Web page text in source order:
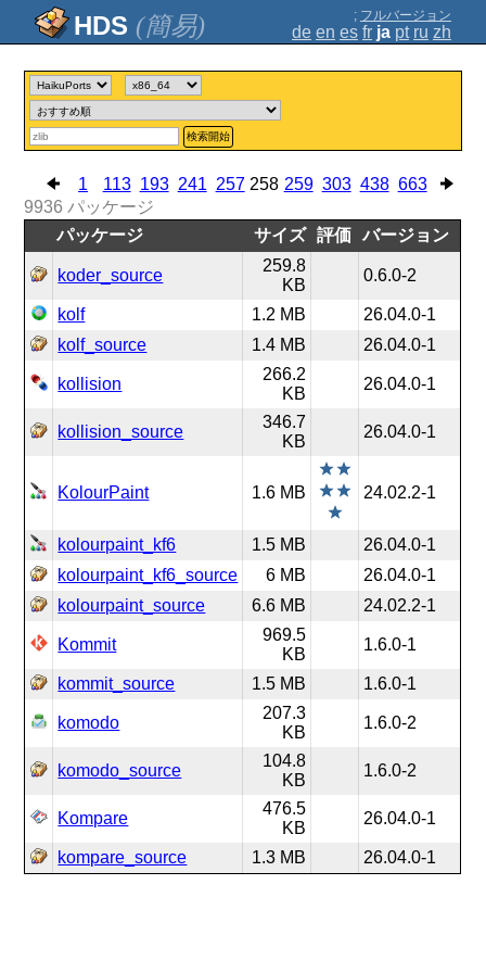
(簡易) ; フルバージョン
de en es fr ja pt ru zh
検索開始
1 113 193 241 257 258 259 303 438 663
9936 パッケージ
パッケージ
サイズ 評価 バージョン
koder_source
259.8
KB
0.6.0-2
kolf 1.2 MB
26.04.0-1
kolf_source
1.4 MB 26.04.0-1
kollision
266.2
KB
26.04.0-1
kollision_source
346.7
KB
26.04.0-1
KolourPaint 1.6 MB 24.02.2-1
kolourpaint_kf6 1.5 MB
26.04.0-1
kolourpaint_kf6_source
6 MB
26.04.0-1
kolourpaint_source
6.6 MB 24.02.2-1
Kommit
969.5
KB
1.6.0-1
kommit_source 1.5 MB 1.6.0-1
komodo
207.3
KB
1.6.0-2
komodo_source
104.8
KB
1.6.0-2
Kompare
476.5
KB
26.04.0-1
kompare_source 1.3 MB 26.04.0-1